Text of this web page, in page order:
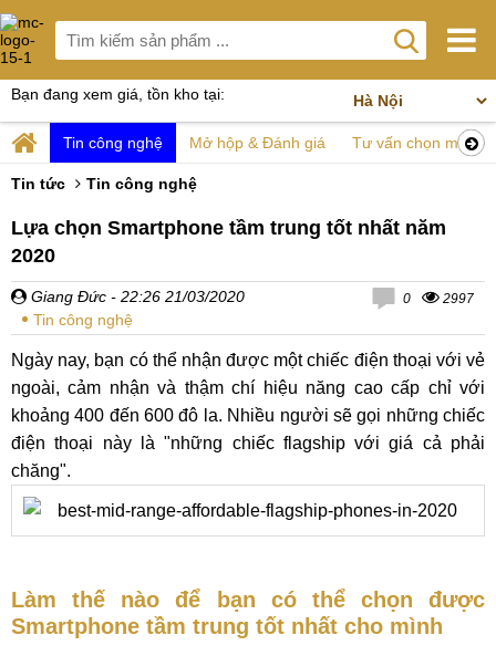
Bạn đang xem giá, tồn kho tại:
Tin công nghệ Mở hộp & Đánh giá Tư vấn chọn mua
Tin tức Tin công nghệ
Lựa chọn Smartphone tầm trung tốt nhất năm
2020
Giang Đức - 22:26 21/03/2020
Tin công nghệ
0 2997
Ngày nay, bạn có thể nhận được một chiếc điện thoại với vẻ
ngoài, cảm nhận và thậm chí hiệu năng cao cấp chỉ với
khoảng 400 đến 600 đô la. Nhiều người sẽ gọi những chiếc
điện thoại này là "những chiếc flagship với giá cả phải
chăng".
Làm thế nào để bạn có thể chọn được
Smartphone tầm trung tốt nhất cho mình